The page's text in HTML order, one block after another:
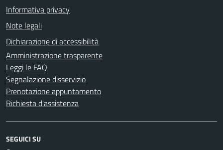
Informativa privacy
Note legali
Dichiarazione di accessibilità
Amministrazione trasparente
Leggi le FAQ
Segnalazione disservizio
Prenotazione appuntamento
Richiesta d'assistenza
SEGUICI SU